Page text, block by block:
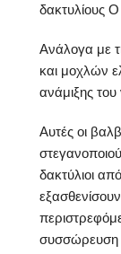
δακτυλίους Ο
Ανάλογα με
και μοχλών
ανάμιξης
Αυτές οι
δακτύλιοι
συσσώρευση